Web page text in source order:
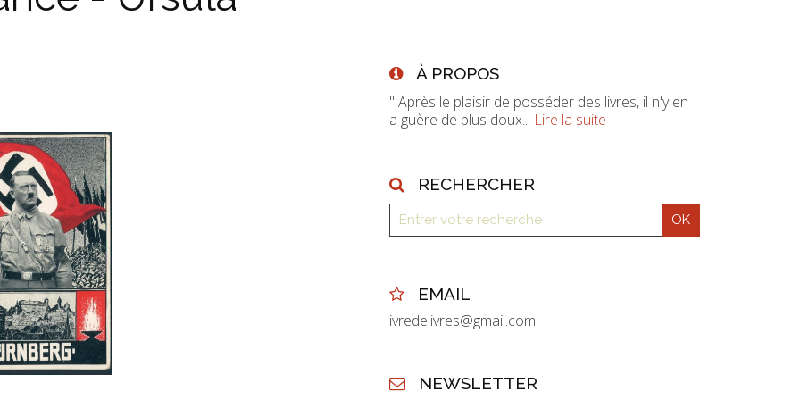
À PROPOS
" Après le plaisir de posséder des livres, il n'y en
a guère de plus doux... Lire la suite
RECHERCHER
EMAIL
ivredelivres@gmail.com
NEWSLETTER